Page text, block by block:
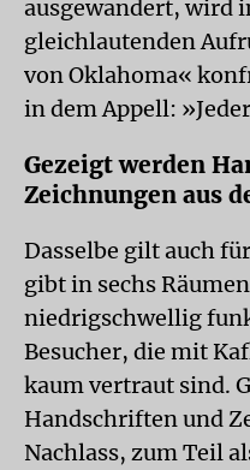
ausgewandert, wird
gleichlautenden
von Oklahoma«
in dem Appell:
Gezeigt werden
Zeichnungen aus
Dasselbe gilt auch für
gibt in sechs
niedrigschwellig
Besucher, die mit
kaum vertraut sind.
Handschriften und
Nachlass, zum Teil